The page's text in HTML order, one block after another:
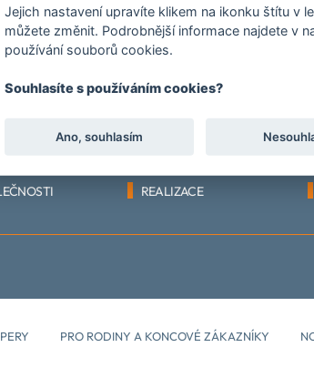
NOVINKY
REALIZACE
PRO RODINY A KONCOVÉ ZÁKAZNÍKY
Jejich nastavení upravíte klikem na ikonku štítu v
můžete změnit. Podrobnější informace najdete v
používání souborů cookies.
Souhlasíte s používáním cookies?
Ano, souhlasím